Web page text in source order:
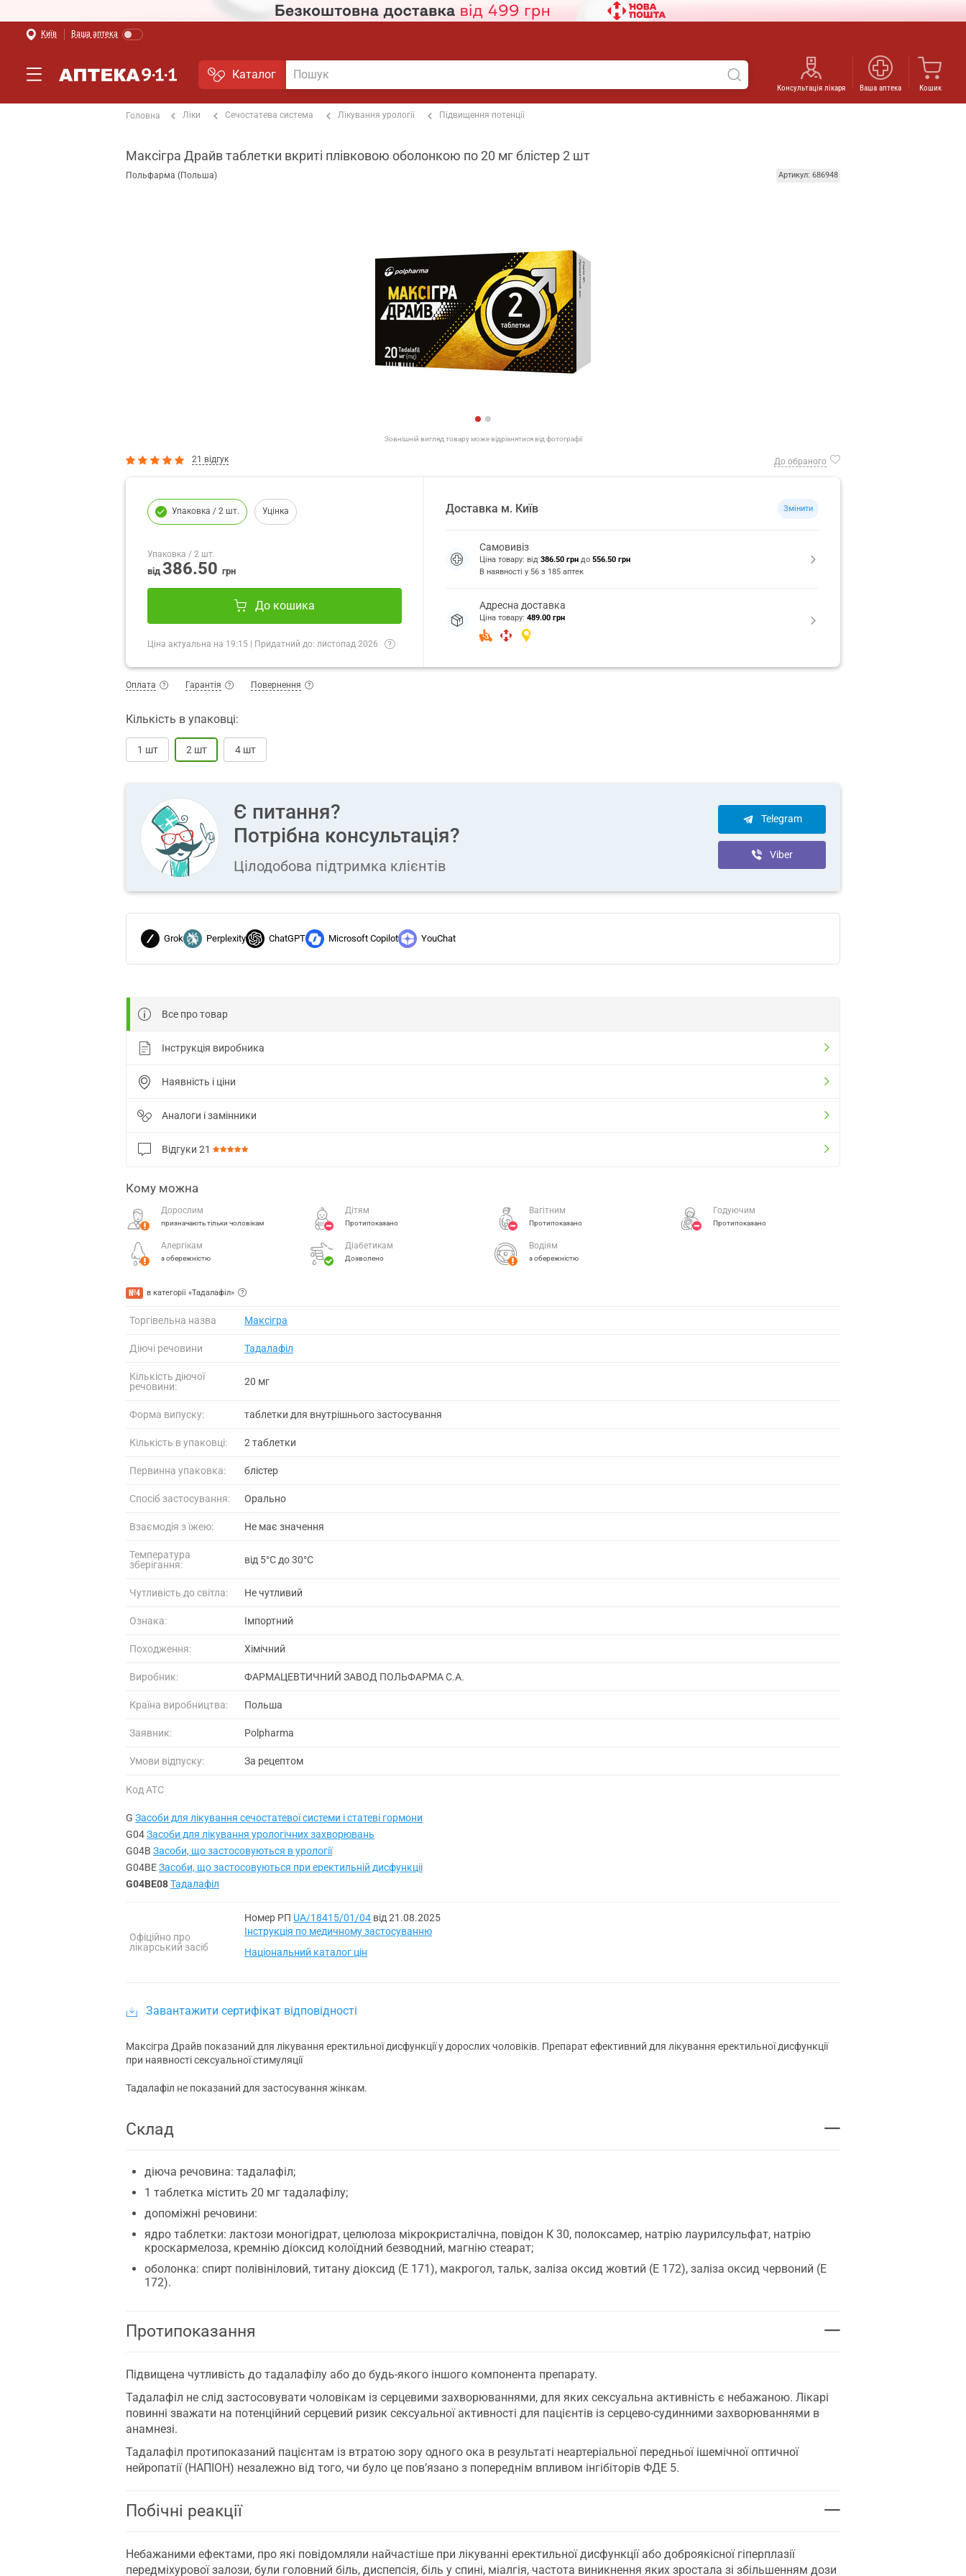
Київ Ваша аптека
Каталог
Консультація лікаря Ваша аптека Кошик
Головна Ліки Сечостатева система Лікування урології Підвищення потенції
Максігра Драйв таблетки вкриті плівковою оболонкою по 20 мг блістер 2 шт
Польфарма (Польша) Артикул: 686948
Зовнішній вигляд товару може відрізнятися від фотографії
21 відгук До обраного
Упаковка / 2 шт. Уцінка
Упаковка / 2 шт.
від 386.50 грн
До кошика
Ціна актуальна на 19:15 | Придатний до: листопад 2026
Доставка м. Київ Змінити
Самовивіз
Ціна товару: від 386.50 грн до 556.50 грн
В наявності у 56 з 185 аптек
Адресна доставка
Ціна товару: 489.00 грн
Оплата Гарантія Повернення
Кількість в упаковці:
1 шт 2 шт 4 шт
Є питання?
Потрібна консультація?
Цілодобова підтримка клієнтів
Telegram
Viber
Grok Perplexity ChatGPT Microsoft Copilot YouChat
Все про товар
Інструкція виробника
Наявність і ціни
Аналоги і замінники
Відгуки 21
Кому можна
Дорослим
призначають тільки чоловікам
Дітям
Протипоказано
Вагітним
Протипоказано
Годуючим
Протипоказано
Алергікам
з обережністю
Діабетикам
Дозволено
Водіям
з обережністю
№4 в категорії «Тадалафіл»
Торгівельна назва Максігра
Діючі речовини Тадалафіл
Кількість діючої
речовини:
20 мг
Форма випуску: таблетки для внутрішнього застосування
Кількість в упаковці: 2 таблетки
Первинна упаковка: блістер
Спосіб застосування: Орально
Взаємодія з їжею: Не має значення
Температура
зберігання:
від 5°C до 30°C
Чутливість до світла: Не чутливий
Ознака: Імпортний
Походження: Хімічний
Виробник: ФАРМАЦЕВТИЧНИЙ ЗАВОД ПОЛЬФАРМА С.А.
Країна виробництва: Польша
Заявник: Polpharma
Умови відпуску: За рецептом
Код АТС
G Засоби для лікування сечостатевої системи і статеві гормони
G04Засоби для лікування урологічних захворювань
G04B Засоби, що застосовуються в урології
G04BEЗасоби, що застосовуються при еректильній дисфункціі
G04BE08Тадалафіл
Офіційно про
лікарський засіб
Номер РП UA/18415/01/04 від 21.08.2025
Інструкція по медичному застосуванню
Національний каталог цін
Завантажити сертифікат відповідності
Максігра Драйв показаний для лікування еректильної дисфункції у дорослих чоловіків. Препарат ефективний для лікування еректильної дисфункції
при наявності сексуальної стимуляції
Тадалафіл не показаний для застосування жінкам.
Склад
діюча речовина: тадалафіл;
1 таблетка містить 20 мг тадалафілу;
допоміжні речовини:
ядро таблетки: лактози моногідрат, целюлоза мікрокристалічна, повідон К 30, полоксамер, натрію лаурилсульфат, натрію
кроскармелоза, кремнію діоксид колоїдний безводний, магнію стеарат;
оболонка: спирт полівініловий, титану діоксид (Е 171), макрогол, тальк, заліза оксид жовтий (Е 172), заліза оксид червоний (Е
172).
Протипоказання
Підвищена чутливість до тадалафілу або до будь-якого іншого компонента препарату.
Тадалафіл не слід застосовувати чоловікам із серцевими захворюваннями, для яких сексуальна активність є небажаною. Лікарі
повинні зважати на потенційний серцевий ризик сексуальної активності для пацієнтів із серцево-судинними захворюваннями в
анамнезі.
Тадалафіл протипоказаний пацієнтам із втратою зору одного ока в результаті неартеріальної передньої ішемічної оптичної
нейропатії (НАПІОН) незалежно від того, чи було це пов’язано з попереднім впливом інгібіторів ФДЕ 5.
Побічні реакції
Небажаними ефектами, про які повідомляли найчастіше при лікуванні еректильної дисфункції або доброякісної гіперплазії
передміхурової залози, були головний біль, диспепсія, біль у спині, міалгія, частота виникнення яких зростала зі збільшенням дози